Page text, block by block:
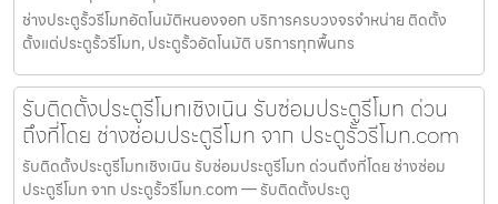
ช่างประตูรั้วรีโมทอัตโนมัติหนองจอก บริการครบวงจรจำหน่าย ติดตั้ง
ตั้งแต่ประตูรั้วรีโมท, ประตูรั้วอัตโนมัติ บริการทุกพื้นกร
รับติดตั้งประตูรีโมทเชิงเนิน รับซ่อมประตูรีโมท ด่วน
ถึงที่โดย ช่างซ่อมประตูรีโมท จาก ประตูรั้วรีโมท.com
รับติดตั้งประตูรีโมทเชิงเนิน รับซ่อมประตูรีโมท ด่วนถึงที่โดย ช่างซ่อม
ประตูรีโมท จาก ประตูรั้วรีโมท.com — รับติดตั้งประตู